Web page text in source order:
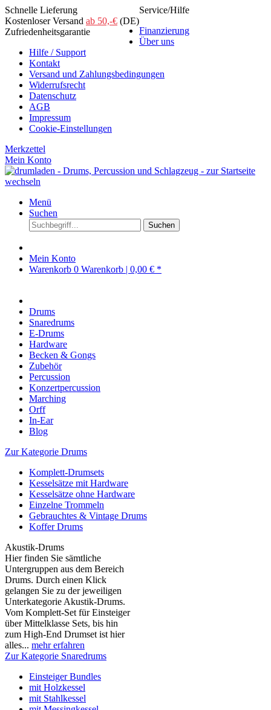
Schnelle Lieferung
Kostenloser Versand ab 50,-€ (DE)
Zufriedenheitsgarantie
Service/Hilfe
Finanzierung
Über uns
Hilfe / Support
Kontakt
Versand und Zahlungsbedingungen
Widerrufsrecht
Datenschutz
AGB
Impressum
Cookie-Einstellungen
Merkzettel
Mein Konto
Menü
Suchen
Suchen
Mein Konto
Warenkorb 0 Warenkorb | 0,00 € *
Drums
Snaredrums
E-Drums
Hardware
Becken & Gongs
Zubehör
Percussion
Konzertpercussion
Marching
Orff
In-Ear
Blog
Zur Kategorie Drums
Komplett-Drumsets
Kesselsätze mit Hardware
Kesselsätze ohne Hardware
Einzelne Trommeln
Gebrauchtes & Vintage Drums
Koffer Drums
Akustik-Drums
Hier finden Sie sämtliche
Untergruppen aus dem Bereich
Drums. Durch einen Klick
gelangen Sie zu der jeweiligen
Unterkategorie Akustik-Drums.
Vom Komplett-Set für Einsteiger
über Mittelklasse Sets, bis hin
zum High-End Drumset ist hier
alles... mehr erfahren
Zur Kategorie Snaredrums
Einsteiger Bundles
mit Holzkessel
mit Stahlkessel